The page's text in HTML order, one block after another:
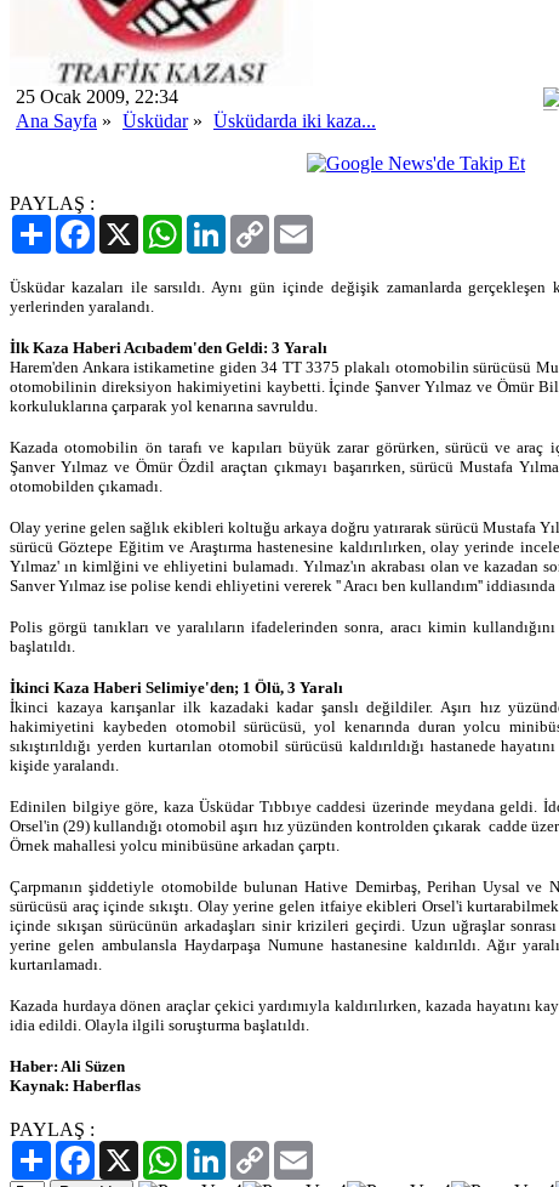
25 Ocak 2009, 22:34
Ana Sayfa » Üsküdar» Üsküdarda iki kaza...
PAYLAŞ :
PaylaşFacebook
X WhatsAppLinkedIn
Copy
Link
Üsküdar kazaları ile sarsıldı. Aynı gün içinde değişik zamanlarda
yerlerinden yaralandı.
İlk Kaza Haberi Acıbadem'den Geldi: 3 Yaralı
Harem'den Ankara istikametine giden 34 TT 3375 plakalı otomobilin sürücüsü
otomobilinin direksiyon hakimiyetini kaybetti. İçinde Şanver Yılmaz ve Ömür
korkuluklarına çarparak yol kenarına savruldu.
Kazada otomobilin ön tarafı ve kapıları büyük zarar görürken, sürücü ve araç
Şanver Yılmaz ve Ömür Özdil araçtan çıkmayı başarırken, sürücü Mustafa
otomobilden çıkamadı.
Olay yerine gelen sağlık ekibleri koltuğu arkaya doğru yatırarak sürücü Mustafa
sürücü Göztepe Eğitim ve Araştırma hastenesine kaldırılırken, olay yerinde
Yılmaz' ın kimlğini ve ehliyetini bulamadı. Yılmaz'ın akrabası olan ve kazadan
Sanver Yılmaz ise polise kendi ehliyetini vererek '' Aracı ben kullandım'' iddiasında
Polis görgü tanıkları ve yaralıların ifadelerinden sonra, aracı kimin
başlatıldı.
İkinci Kaza Haberi Selimiye'den; 1 Ölü, 3 Yaralı
İkinci kazaya karışanlar ilk kazadaki kadar şanslı değildiler. Aşırı hız
hakimiyetini kaybeden otomobil sürücüsü, yol kenarında duran yolcu
sıkıştırıldığı yerden kurtarılan otomobil sürücüsü kaldırıldığı hastanede
kişide yaralandı.
Edinilen bilgiye göre, kaza Üsküdar Tıbbıye caddesi üzerinde meydana geldi.
Orsel'in (29) kullandığı otomobil aşırı hız yüzünden kontrolden çıkarak cadde
Örnek mahallesi yolcu minibüsüne arkadan çarptı.
Çarpmanın şiddetiyle otomobilde bulunan Hative Demirbaş, Perihan Uysal ve
sürücüsü araç içinde sıkıştı. Olay yerine gelen itfaiye ekibleri Orsel'i
içinde sıkışan sürücünün arkadaşları sinir krizileri geçirdi. Uzun uğraşlar
yerine gelen ambulansla Haydarpaşa Numune hastanesine kaldırıldı. Ağır
kurtarılamadı.
Kazada hurdaya dönen araçlar çekici yardımıyla kaldırılırken, kazada hayatını
idia edildi. Olayla ilgili soruşturma başlatıldı.
Haber: Ali Süzen
Kaynak: Haberflas
PAYLAŞ :
PaylaşFacebook
X WhatsAppLinkedIn
Copy
Link